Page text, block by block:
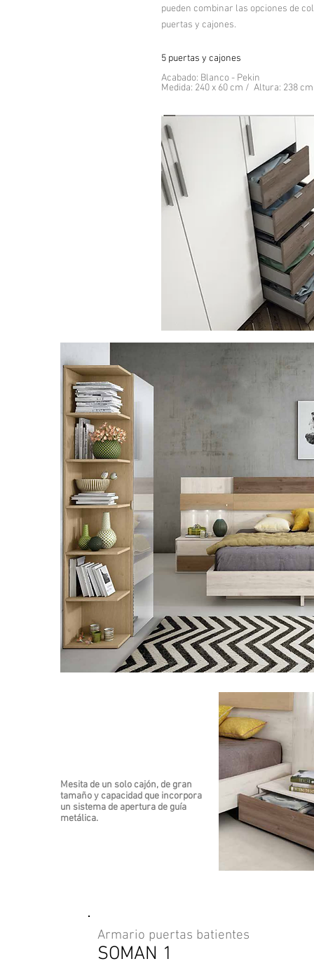
pueden combinar las opciones de
puertas y cajones.
5 puertas y cajones
Acabado: Blanco - Pekin
Medida: 240 x 60 cm / Altura: 238 cm
Mesita de un solo cajón, de gran
tamaño y capacidad que incorpora
un sistema de apertura de guía
metálica.
Armario puertas batientes
SOMAN 1